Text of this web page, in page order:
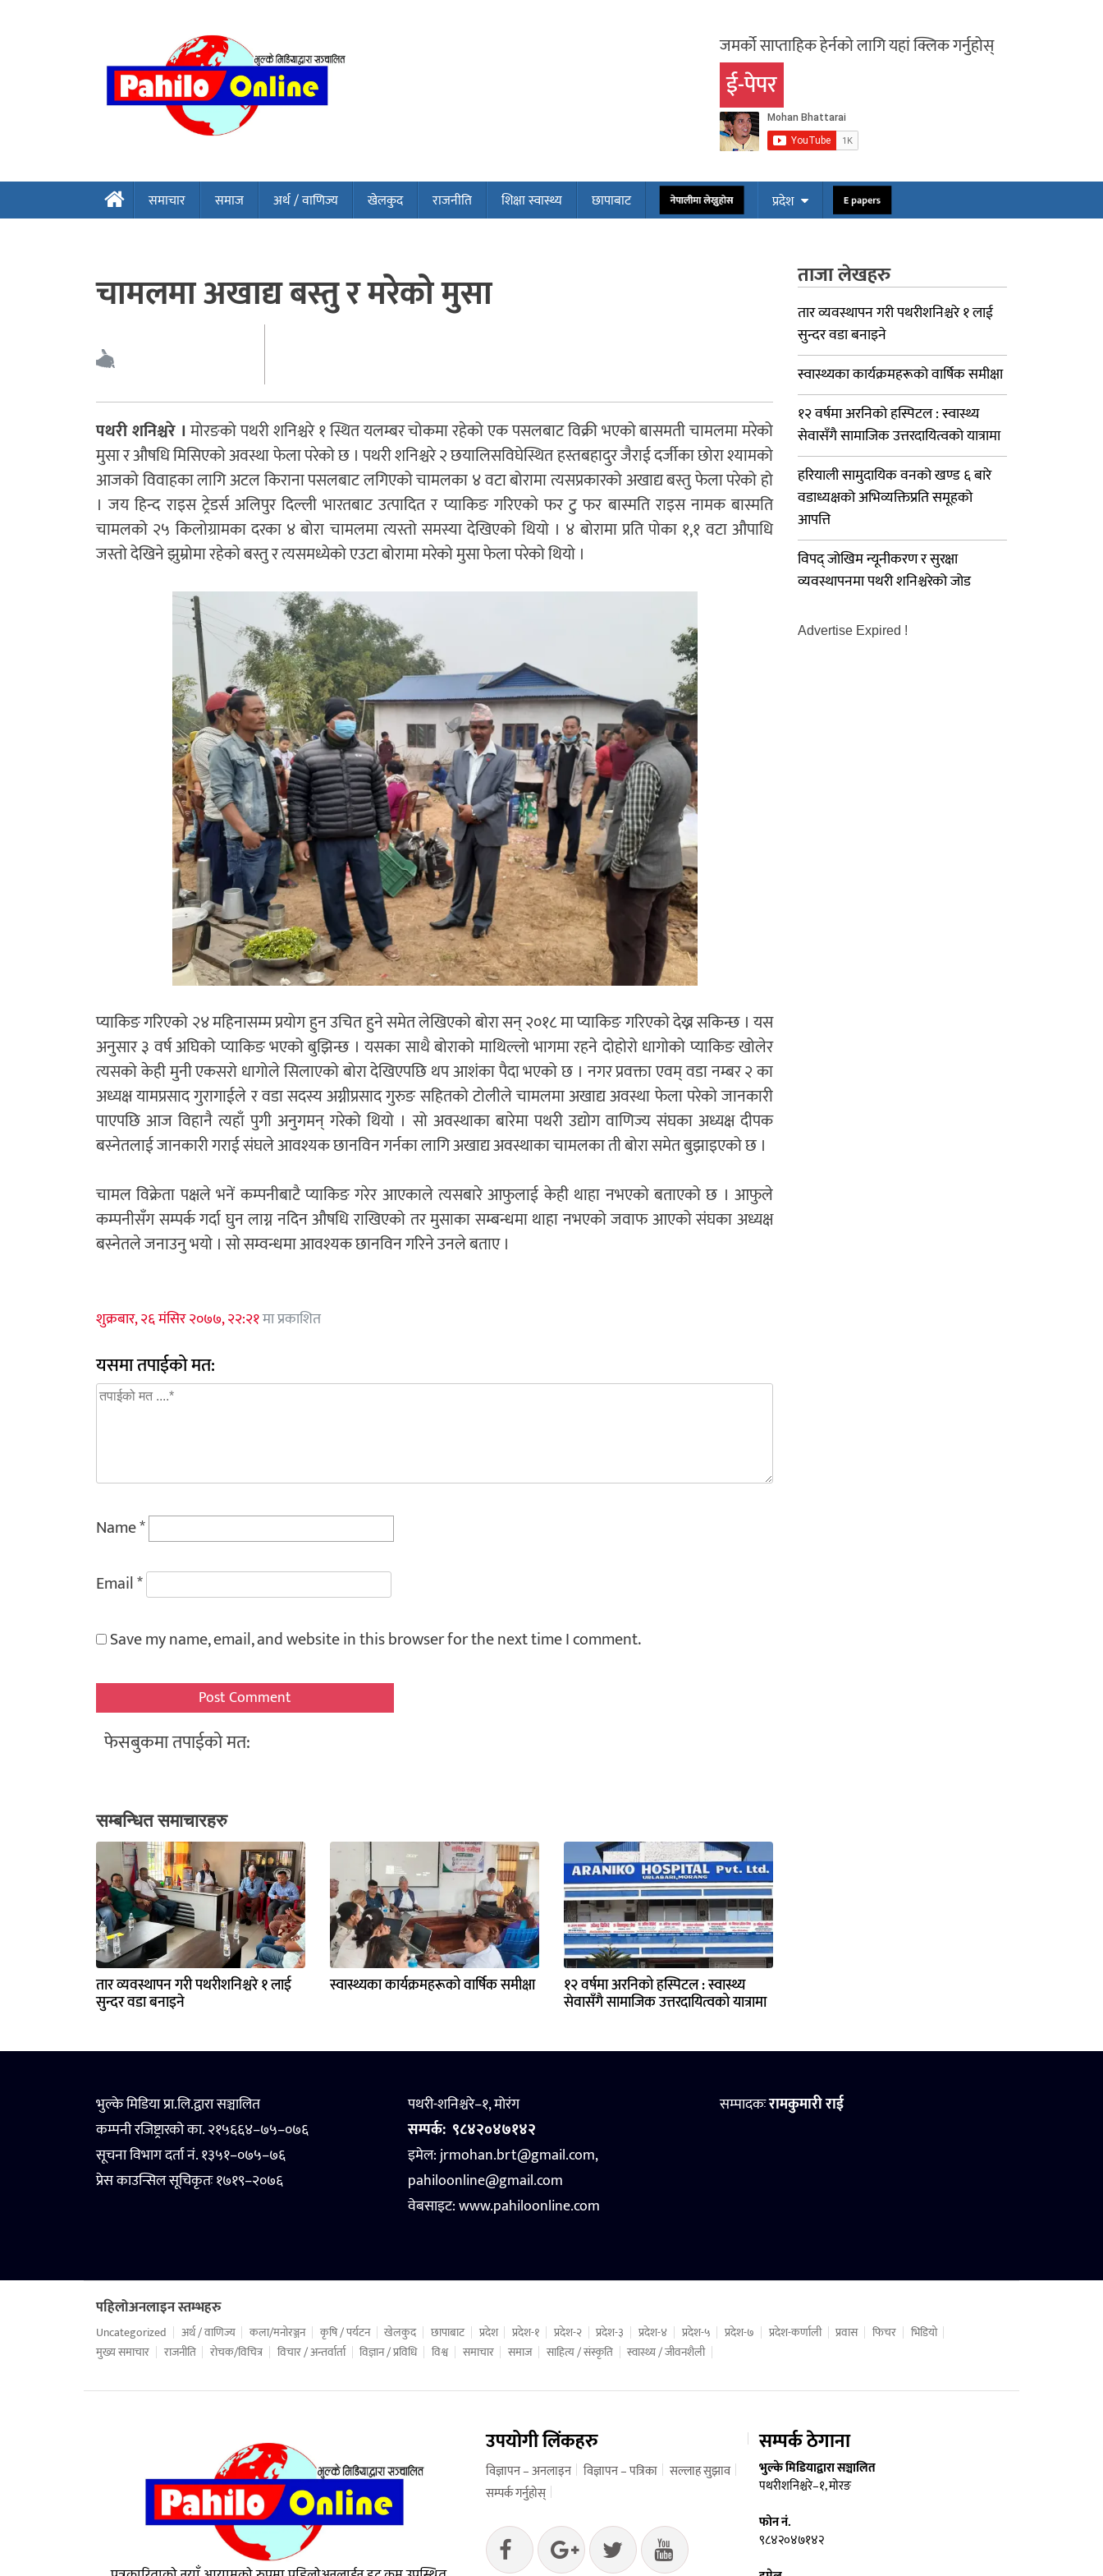
जमर्को साप्ताहिक हेर्नको लागि यहां क्लिक गर्नुहोस्
ई-पेपर
समाचार समाज अर्थ / वाणिज्य खेलकुद राजनीति शिक्षा स्वास्थ्य छापाबाट नेपालीमा लेख्नुहोस प्रदेश E papers
चामलमा अखाद्य बस्तु र मरेको मुसा
पथरी शनिश्चरे ।मोरङको पथरी शनिश्चरे १ स्थित यलम्बर चोकमा रहेको एक पसलबाट विक्री भएको बासमती चामलमा मरेको
मुसा र औषधि मिसिएको अवस्था फेला परेको छ । पथरी शनिश्चरे २ छयालिसविघेस्थित हस्तबहादुर जैराई दर्जीका छोरा श्यामको
आजको विवाहका लागि अटल किराना पसलबाट लगिएको चामलका ४ वटा बोरामा त्यसप्रकारको अखाद्य बस्तु फेला परेको हो
। जय हिन्द राइस ट्रेडर्स अलिपुर दिल्ली भारतबाट उत्पादित र प्याकिङ गरिएको फर टु फर बास्मति राइस नामक बास्मति
चामलको २५ किलोग्रामका दरका ४ बोरा चामलमा त्यस्तो समस्या देखिएको थियो । ४ बोरामा प्रति पोका १,१ वटा औपाधि
जस्तो देखिने झुम्रोमा रहेको बस्तु र त्यसमध्येको एउटा बोरामा मरेको मुसा फेला परेको थियो ।
प्याकिङ गरिएको २४ महिनासम्म प्रयोग हुन उचित हुने समेत लेखिएको बोरा सन् २०१८ मा प्याकिङ गरिएको देख्न सकिन्छ । यस
अनुसार ३ वर्ष अघिको प्याकिङ भएको बुझिन्छ । यसका साथै बोराको माथिल्लो भागमा रहने दोहोरो धागोको प्याकिङ खोलेर
त्यसको केही मुनी एकसरो धागोले सिलाएको बोरा देखिएपछि थप आशंका पैदा भएको छ । नगर प्रवक्ता एवम् वडा नम्बर २ का
अध्यक्ष यामप्रसाद गुरागाईले र वडा सदस्य अग्नीप्रसाद गुरुङ सहितको टोलीले चामलमा अखाद्य अवस्था फेला परेको जानकारी
पाएपछि आज विहानै त्यहाँ पुगी अनुगमन् गरेको थियो । सो अवस्थाका बारेमा पथरी उद्योग वाणिज्य संघका अध्यक्ष दीपक
बस्नेतलाई जानकारी गराई संघले आवश्यक छानविन गर्नका लागि अखाद्य अवस्थाका चामलका ती बोरा समेत बुझाइएको छ ।
चामल विक्रेता पक्षले भनें कम्पनीबाटै प्याकिङ गरेर आएकाले त्यसबारे आफुलाई केही थाहा नभएको बताएको छ । आफुले
कम्पनीसँग सम्पर्क गर्दा घुन लाग्न नदिन औषधि राखिएको तर मुसाका सम्बन्धमा थाहा नभएको जवाफ आएको संघका अध्यक्ष
बस्नेतले जनाउनु भयो । सो सम्वन्धमा आवश्यक छानविन गरिने उनले बताए ।
शुक्रबार, २६ मंसिर २०७७, २२:२१मा प्रकाशित
यसमा तपाईको मत:
Name*
Email*
Save my name, email, and website in this browser for the next time I comment.
फेसबुकमा तपाईको मत:
सम्बन्धित समाचारहरु
तार व्यवस्थापन गरी पथरीशनिश्चरे १ लाई
सुन्दर वडा बनाइने
स्वास्थ्यका कार्यक्रमहरूको वार्षिक समीक्षा १२ वर्षमा अरनिको हस्पिटल : स्वास्थ्य
सेवासँगै सामाजिक उत्तरदायित्वको यात्रामा
ताजा लेखहरु
तार व्यवस्थापन गरी पथरीशनिश्चरे १ लाई
सुन्दर वडा बनाइने
स्वास्थ्यका कार्यक्रमहरूको वार्षिक समीक्षा
१२ वर्षमा अरनिको हस्पिटल : स्वास्थ्य
सेवासँगै सामाजिक उत्तरदायित्वको यात्रामा
हरियाली सामुदायिक वनको खण्ड ६ बारे
वडाध्यक्षको अभिव्यक्तिप्रति समूहको
आपत्ति
विपद् जोखिम न्यूनीकरण र सुरक्षा
व्यवस्थापनमा पथरी शनिश्चरेको जोड
Advertise Expired !
भुल्के मिडिया प्रा.लि.द्वारा सञ्चालित
कम्पनी रजिष्ट्रारको का. २१५६६४–७५–०७६
सूचना विभाग दर्ता नं. १३५१–०७५–७६
प्रेस काउन्सिल सूचिकृतः १७१९–२०७६
पथरी-शनिश्चरे–१, मोरंग
सम्पर्क: ९८४२०४७१४२
इमेल: jrmohan.brt@gmail.com,
pahiloonline@gmail.com
वेबसाइट:www.pahiloonline.com
सम्पादकःरामकुमारी राई
पहिलोअनलाइन स्तम्भहरु
Uncategorized अर्थ / वाणिज्य कला/मनोरञ्जन कृषि / पर्यटन खेलकुद छापाबाट प्रदेश प्रदेश-१ प्रदेश-२ प्रदेश-३ प्रदेश-४ प्रदेश-५ प्रदेश-७ प्रदेश-कर्णाली प्रवास फिचर
भिडियो
मुख्य समाचार
राजनीति रोचक/विचित्र विचार / अन्तर्वार्ता विज्ञान / प्रविधि विश्व समाचार समाज साहित्य / संस्कृति स्वास्थ्य / जीवनशैली
उपयोगी लिंकहरु
विज्ञापन – अनलाइन विज्ञापन – पत्रिका सल्लाह सुझाव
सम्पर्क गर्नुहोस्
सम्पर्क ठेगाना
भुल्के मिडियाद्वारा सञ्चालित
पथरीशनिश्चरे–१, मोरङ
फोन नं.
९८४२०४७१४२